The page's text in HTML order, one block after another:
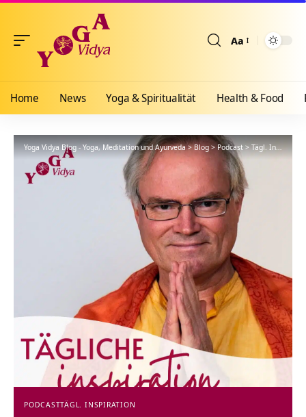
Aa
Home News Yoga & Spiritualität Health & Food
Yoga Vidya Blog - Yoga, Meditation und Ayurveda>Blog>Podcast>Tägl. Inspiration
PODCASTTÄGL. INSPIRATION